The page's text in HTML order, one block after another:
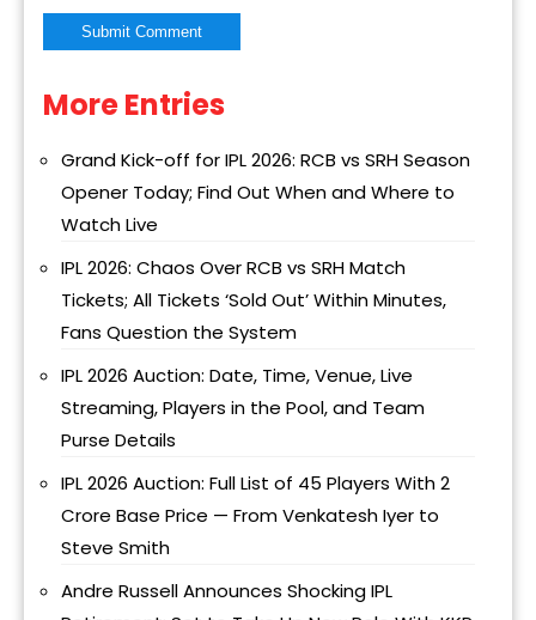
Alternative:
More Entries
Grand Kick-off for IPL 2026: RCB vs SRH Season
Opener Today; Find Out When and Where to
Watch Live
IPL 2026: Chaos Over RCB vs SRH Match
Tickets; All Tickets ‘Sold Out’ Within Minutes,
Fans Question the System
IPL 2026 Auction: Date, Time, Venue, Live
Streaming, Players in the Pool, and Team
Purse Details
IPL 2026 Auction: Full List of 45 Players With ₹2
Crore Base Price — From Venkatesh Iyer to
Steve Smith
Andre Russell Announces Shocking IPL